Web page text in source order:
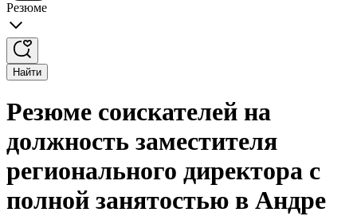
Резюме
Найти
Резюме соискателей на
должность заместителя
регионального директора с
полной занятостью в Андре